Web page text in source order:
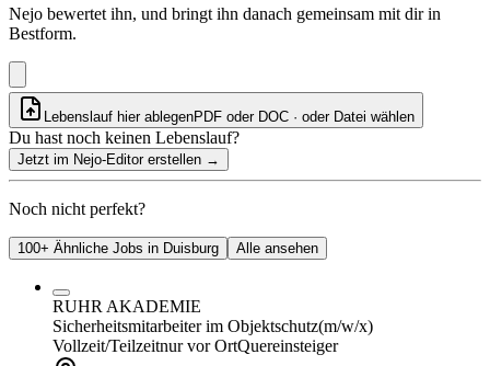
Nejo bewertet ihn, und bringt ihn danach gemeinsam mit dir in
Bestform.
Lebenslauf hier ablegenPDF oder DOC · oder Datei wählen
Du hast noch keinen Lebenslauf?
Jetzt im Nejo-Editor erstellen →
Noch nicht perfekt?
100+ Ähnliche Jobs in Duisburg Alle ansehen
RUHR AKADEMIE
Sicherheitsmitarbeiter im Objektschutz(m/w/x)
Vollzeit/Teilzeitnur vor OrtQuereinsteiger